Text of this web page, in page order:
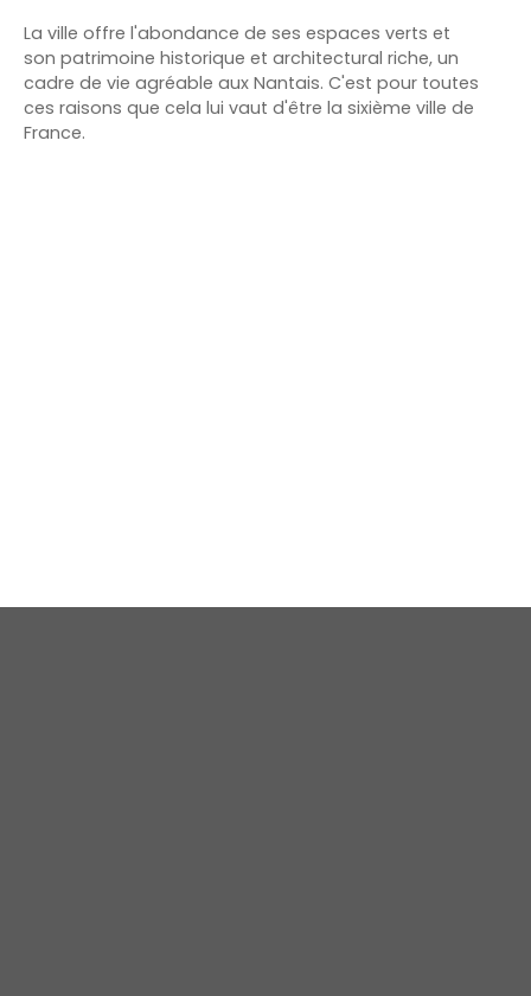
La ville offre l'abondance de ses espaces verts et
son patrimoine historique et architectural riche, un
cadre de vie agréable aux Nantais. C'est pour toutes
ces raisons que cela lui vaut d'être la sixième ville de
France.